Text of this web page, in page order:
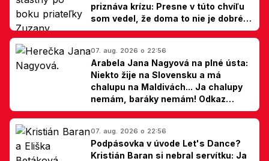
priznáva krízu: Presne v túto chvíľu
som vedel, že doma to nie je dobré,
hovorí Milan Ondrík
07. aug. 2026 o 22:56
Arabela Jana Nagyová na plné ústa:
Niekto žije na Slovensku a má
chalupu na Maldivách... Ja chalupy
nemám, baráky nemám! Odkaz
Slovákom
07. aug. 2026 o 22:56
Podpásovka v úvode Let's Dance?
Kristián Baran si nebral servítku: Ja